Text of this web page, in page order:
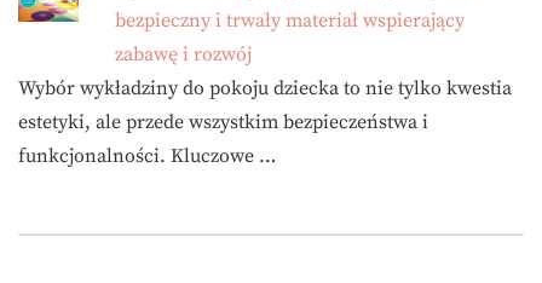
bezpieczny i trwały materiał wspierający
zabawę i rozwój
Wybór wykładziny do pokoju dziecka to nie tylko kwestia
estetyki, ale przede wszystkim bezpieczeństwa i
funkcjonalności. Kluczowe …